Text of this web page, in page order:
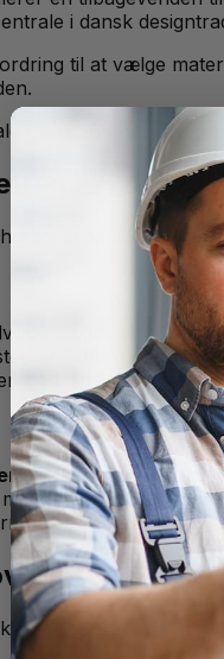
i dansk
til at vælge
fra Bo Bedre.
Læs
i din
til danske hjem.
og vægmateriale —
erstatter poleret
med synlig
: Klassisk gulv
og
beklædt med
materialevalget gøre